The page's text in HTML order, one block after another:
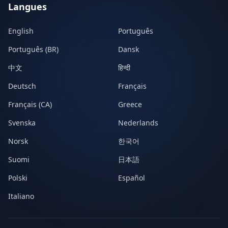
Langues
English
Português
Português (BR)
Dansk
中文
हिन्दी
Deutsch
Français
Français (CA)
Greece
Svenska
Nederlands
Norsk
한국어
Suomi
日本語
Polski
Español
Italiano